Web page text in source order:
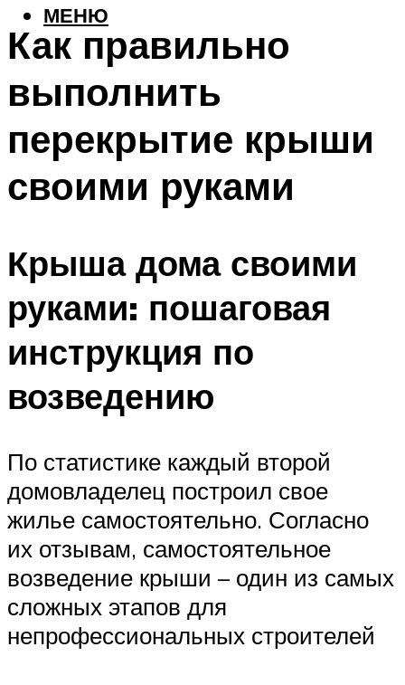
МЕНЮ
Как правильно
выполнить
перекрытие крыши
своими руками
Крыша дома своими
руками: пошаговая
инструкция по
возведению
По статистике каждый второй
домовладелец построил свое
жилье самостоятельно. Согласно
их отзывам, самостоятельное
возведение крыши – один из самых
сложных этапов для
непрофессиональных строителей